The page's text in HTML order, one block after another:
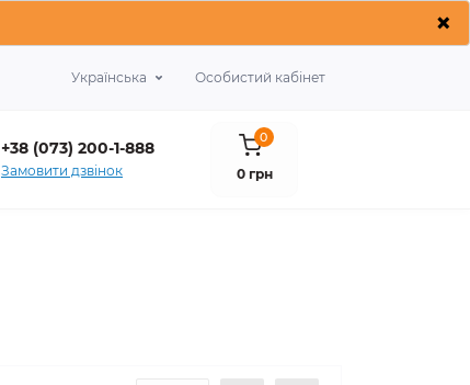
×
Українська Особистий кабінет
+38 (073) 200-1-888
Замовити дзвінок
0
0 грн